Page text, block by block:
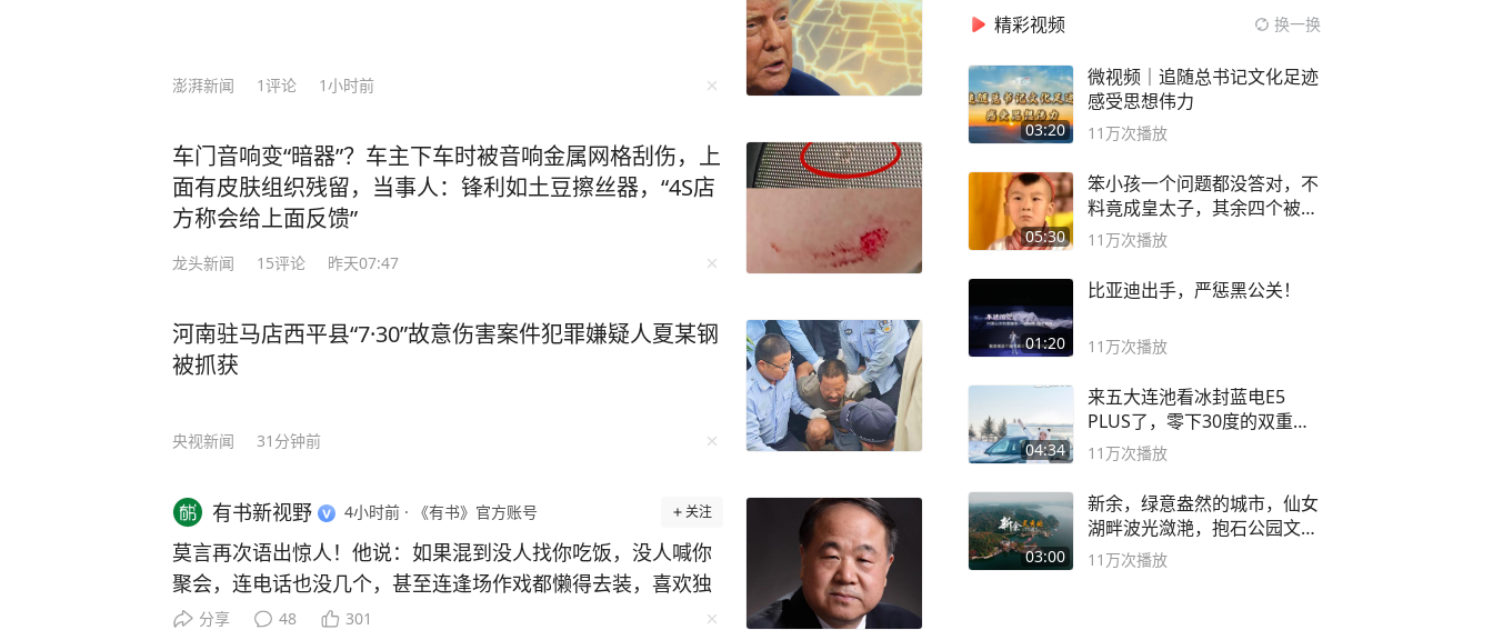
就一腔怒火的雷谦，看到有陌生男子深夜给妻子打电话，与龚
和怒火的刺激下，开车朝他以为的“情敌一行人”撞了过去。而
被撞的，其实是刚刚和亲友聚餐结束的陈宇…… 最终，四川省
兴文县人民法院以故意杀人罪判处龚豪有期徒刑十三年。龚豪
不服，提出上诉。四川省宜宾市中级人民法院作出终审裁定，
澎湃新闻 1评论 1小时前
车门音响变“暗器”？车主下车时被音响金属网格刮伤，上
面有皮肤组织残留，当事人：锋利如土豆擦丝器，“4S店
方称会给上面反馈”
龙头新闻 15评论 昨天07:47
河南驻马店西平县“7·30”故意伤害案件犯罪嫌疑人夏某钢
被抓获
央视新闻 31分钟前
有书新视野 4小时前 · 《有书》官方账号 关注
莫言再次语出惊人！他说：如果混到没人找你吃饭，没人喊你
聚会，连电话也没几个，甚至连逢场作戏都懒得去装，喜欢独
来独往，那么你真要庆祝，说明你悟透了人性，看透了人生！
分享 48 301
精彩视频 换一换
03:20
微视频｜追随总书记文化足迹
感受思想伟力
11万次播放
05:30
笨小孩一个问题都没答对，不
料竟成皇太子，其余四个被处
死
11万次播放
01:20
比亚迪出手，严惩黑公关！
11万次播放
04:34
来五大连池看冰封蓝电E5
PLUS了，零下30度的双重冰
封40小时全录
11万次播放
03:00
新余，绿意盎然的城市，仙女
湖畔波光潋滟，抱石公园文化
深邃……
11万次播放